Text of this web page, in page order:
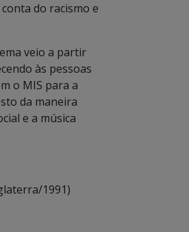
do racismo e
veio a partir
às pessoas
o MIS para a
da maneira
e a música
1991)